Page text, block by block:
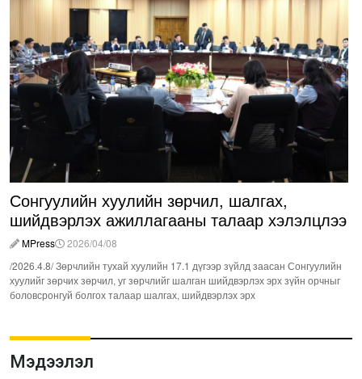
Сонгуулийн хуулийн зөрчил, шалгах,
шийдвэрлэх ажиллагааны талаар хэлэлцлээ
MPress
2026/04/08
/2026.4.8/ Зөрчлийн тухай хуулийн 17.1 дүгээр зүйлд заасан Сонгуулийн
хуулийг зөрчих зөрчил, уг зөрчлийг шалган шийдвэрлэх эрх зүйн орчныг
боловсронгуй болгох талаар шалгах, шийдвэрлэх эрх
Мэдээлэл